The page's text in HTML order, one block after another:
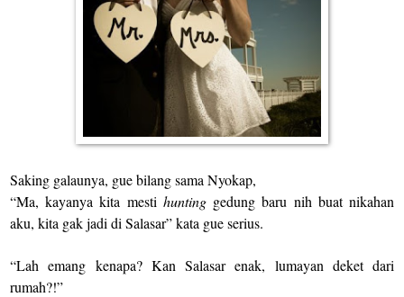
Saking galaunya, gue bilang sama Nyokap,
“Ma, kayanya kita mesti huntinggedung baru nih buat nikahan
aku, kita gak jadi di Salasar” kata gue serius.
“Lah emang kenapa? Kan Salasar enak, lumayan deket dari
rumah?!”